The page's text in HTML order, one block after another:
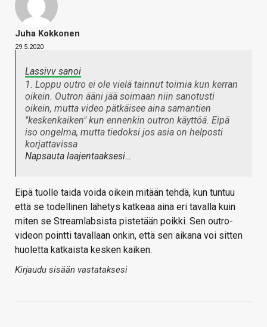
Juha Kokkonen
29.5.2020
Lassivv sanoi
1. Loppu outro ei ole vielä tainnut toimia kun kerran
oikein. Outron ääni jää soimaan niin sanotusti
oikein, mutta video pätkäisee aina samantien
"keskenkaiken" kun ennenkin outron käyttöä. Eipä
iso ongelma, mutta tiedoksi jos asia on helposti
korjattavissa
Napsauta laajentaaksesi…
Eipä tuolle taida voida oikein mitään tehdä, kun tuntuu
että se todellinen lähetys katkeaa aina eri tavalla kuin
miten se Streamlabsista pistetään poikki. Sen outro-
videon pointti tavallaan onkin, että sen aikana voi sitten
huoletta katkaista kesken kaiken.
Kirjaudu sisään vastataksesi